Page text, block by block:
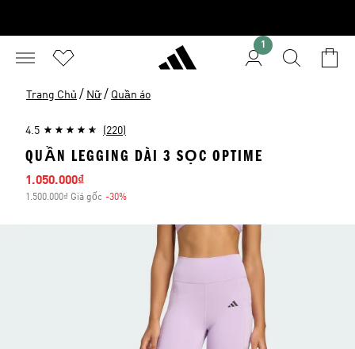
1
Trang Chủ / Nữ / Quần áo
4.5 (220)
QUẦN LEGGING DÀI 3 SỌC OPTIME
Giá bán
1.050.000₫
1.500.000₫ Giá gốc -30%